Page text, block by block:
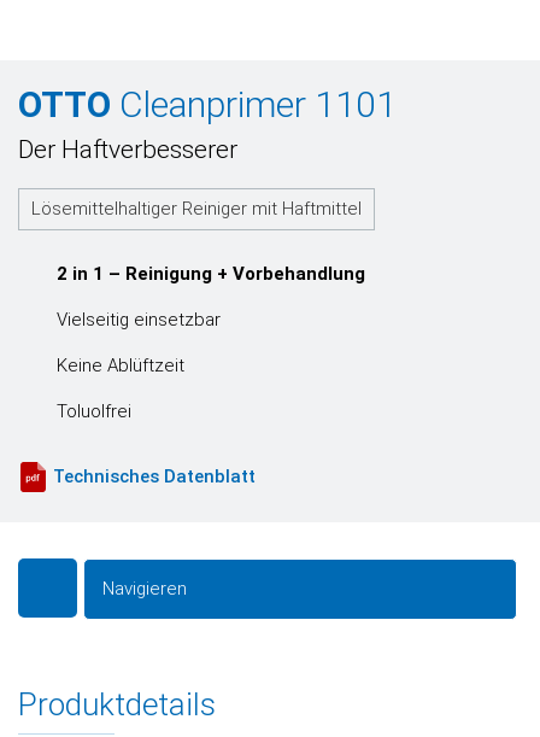
OTTO Cleanprimer 1101
Der Haftverbesserer
Lösemittelhaltiger Reiniger mit Haftmittel
2 in 1 – Reinigung + Vorbehandlung
Vielseitig einsetzbar
Keine Ablüftzeit
Toluolfrei
Technisches Datenblatt
Navigieren
Produktdetails